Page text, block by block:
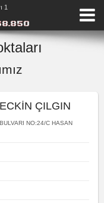
1
ÇILGIN
NO:24/C HASAN